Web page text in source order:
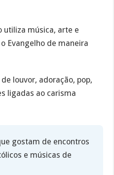
utiliza música, arte e
Evangelho de maneira
louvor, adoração, pop,
ligadas ao carisma
gostam de encontros
e músicas de